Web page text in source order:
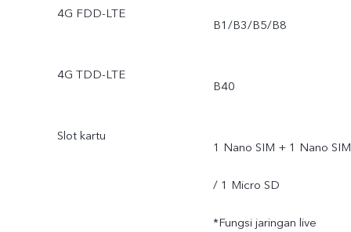
4G FDD-LTE
B1/B3/B5/B8
4G TDD-LTE
B40
Slot kartu
1 Nano SIM + 1 Nano SIM
/ 1 Micro SD
*Fungsi jaringan live